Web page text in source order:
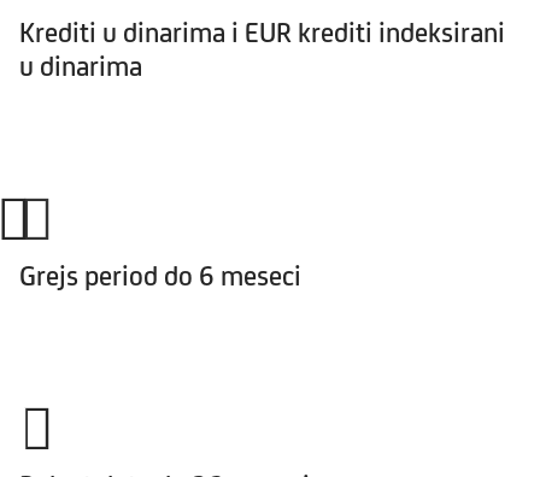
Krediti u dinarima i EUR krediti indeksirani
u dinarima
Grejs period do 6 meseci